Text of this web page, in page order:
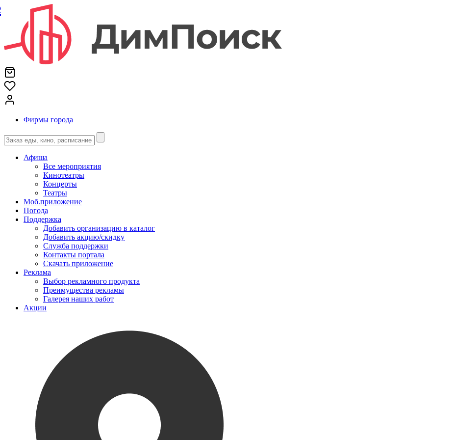
Фирмы города
Афиша
Все мероприятия
Кинотеатры
Концерты
Театры
Моб.приложение
Погода
Поддержка
Добавить организацию в каталог
Добавить акцию/скидку
Служба поддержки
Контакты портала
Скачать приложение
Реклама
Выбор рекламного продукта
Преимущества рекламы
Галерея наших работ
Акции